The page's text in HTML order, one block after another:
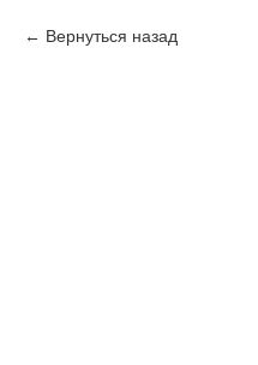
Вернуться назад